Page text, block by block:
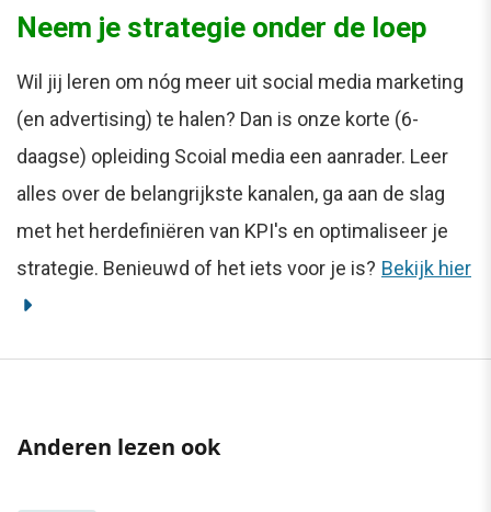
Neem je strategie onder de loep
Wil jij leren om nóg meer uit social media marketing
(en advertising) te halen? Dan is onze korte (6-
daagse) opleiding Scoial media een aanrader. Leer
alles over de belangrijkste kanalen, ga aan de slag
met het herdefiniëren van KPI's en optimaliseer je
strategie. Benieuwd of het iets voor je is? Bekijk hier
Anderen lezen ook